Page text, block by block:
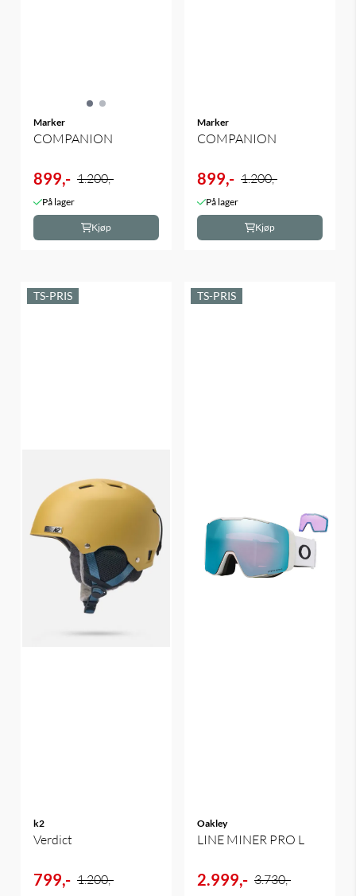
Marker
COMPANION
899,- 1.200,-
På lager
Kjøp
Marker
COMPANION
899,- 1.200,-
På lager
Kjøp
k2
Verdict
799,- 1.200,-
Oakley
LINE MINER PRO L
2.999,- 3.730,-